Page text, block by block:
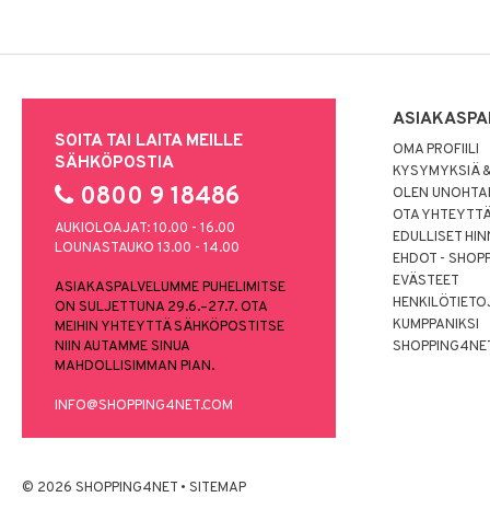
SOITA TAI LAITA MEILLE
SÄHKÖPOSTIA
0800 9 18486
AUKIOLOAJAT: 10.00 - 16.00
LOUNASTAUKO 13.00 - 14.00
ASIAKASPALVELUMME PUHELIMITSE
ON SULJETTUNA 29.6.–27.7. OTA
MEIHIN YHTEYTTÄ SÄHKÖPOSTITSE
NIIN AUTAMME SINUA
MAHDOLLISIMMAN PIAN.
INFO@SHOPPING4NET.COM
OMA PROFIILI
KYSYMYKSIÄ
OLEN
OTA
EDULLISET
EHDOT -
EVÄSTEET
KUMPPANIKSI
© 2026 SHOPPING4NET • SITEMAP